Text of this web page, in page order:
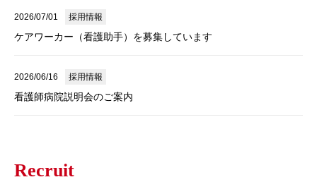
2026/07/01 採用情報
ケアワーカー（看護助手）を募集しています
2026/06/16 採用情報
看護師病院説明会のご案内
Recruit